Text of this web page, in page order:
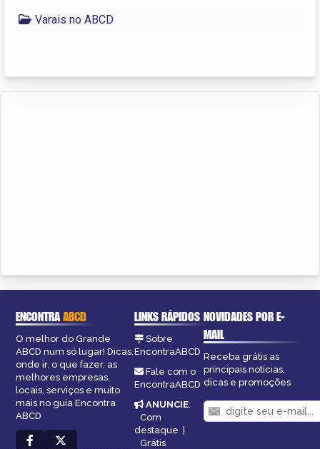
Varais no ABCD
ENCONTRAABCD
O melhor do Grande
ABCD num só lugar! Dicas,
onde ir, o que fazer, as
melhores empresas,
locais, serviços e muito
mais no guia Encontra
ABCD
LINKS RÁPIDOS
Sobre
EncontraABCD
Fale com o
EncontraABCD
ANUNCIE:
Com
destaque |
Grátis
NOVIDADES POR E-
MAIL
Receba grátis as
principais notícias,
dicas e promoções